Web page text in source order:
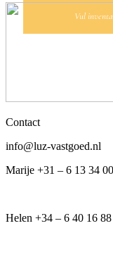
Vul
Contact
info@luz-vastgoed.nl
Marije +31 – 6 13 34
Helen +34 – 6 40 16